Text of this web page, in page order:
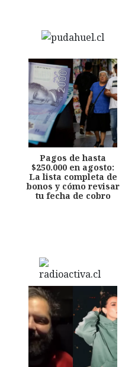
Pagos de hasta
$250.000 en agosto:
La lista completa de
bonos y cómo revisar
tu fecha de cobro